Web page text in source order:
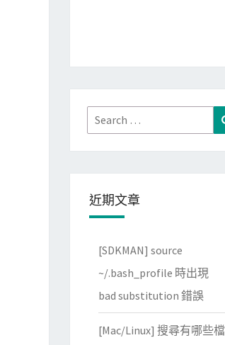
Search
for:
近期文章
[SDKMAN] source
~/.bash_profile 時出現
bad substitution 錯誤
[Mac/Linux] 搜尋有哪些檔